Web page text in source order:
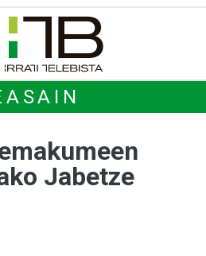
Jabetze